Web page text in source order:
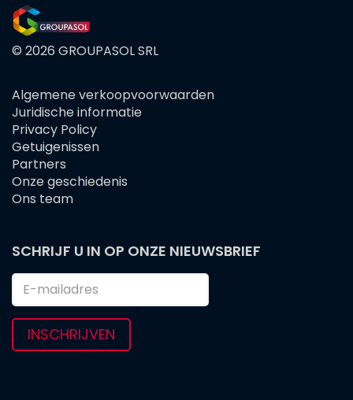
© 2026 GROUPASOL SRL
FOOTER
MENU
Algemene verkoopvoorwaarden
Juridische informatie
Privacy Policy
Getuigenissen
Partners
Onze geschiedenis
Ons team
SCHRIJF U IN OP ONZE NIEUWSBRIEF
INSCHRIJVEN